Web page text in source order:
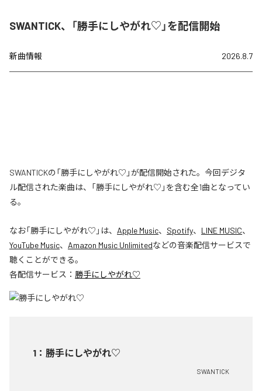
SWANTICK、「勝手にしやがれ♡」を配信開始
新曲情報 2026.8.7
SWANTICKの「勝手にしやがれ♡」が配信開始された。今回デジタ
ル配信された楽曲は、「勝手にしやがれ♡」を含む全1曲となってい
る。
なお「勝手にしやがれ♡ 」は、 Apple Music、 Spotify、 LINE MUSIC、
YouTube Music、 Amazon Music Unlimitedなどの音楽配信サービスで
聴くことができる。
各配信サービス： 勝手にしやがれ♡
1 ： 勝手にしやがれ♡
SWANTICK